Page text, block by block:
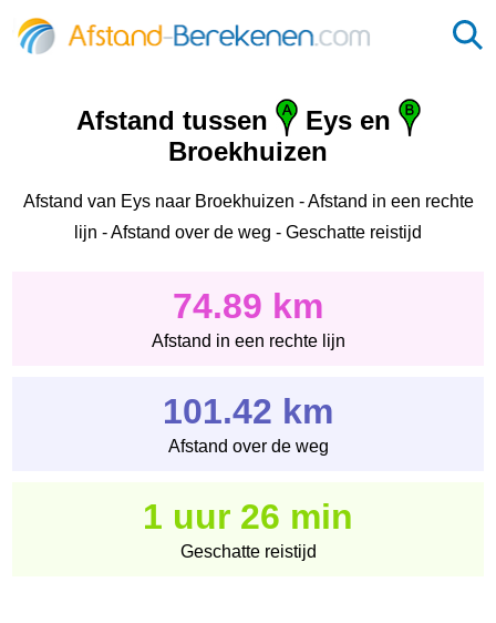
Afstand tussen
Eys en
Broekhuizen
Afstand van Eys naar Broekhuizen - Afstand in een rechte
lijn - Afstand over de weg - Geschatte reistijd
74.89 km
Afstand in een rechte lijn
101.42 km
Afstand over de weg
1 uur 26 min
Geschatte reistijd